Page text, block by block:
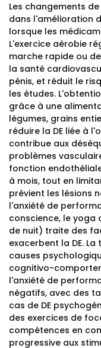
Les changements
dans l'amélioration
lorsque les
L'exercice aérobie
marche rapide ou
la santé
pénis, et réduit le
les études.
grâce à une
légumes, grains
réduire la DE liée à
contribue aux
problèmes
fonction
à mois, tout en
prévient les lésions
l'anxiété de
conscience, le yoga
de nuit) traite des
exacerbent la DE.
causes
cognitivo-
l'anxiété de
négatifs, avec des
cas de DE
des exercices de
compétences en
progressive aux